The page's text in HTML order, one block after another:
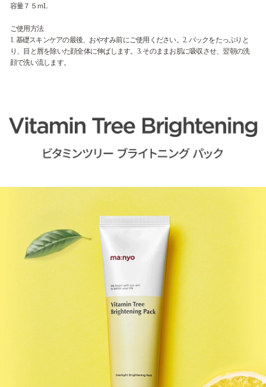
容量７５ｍL
ご使用方法
1. 基礎スキンケアの最後、おやすみ前にご使用ください。2. パックをたっぷりと
り、目と唇を除いた顔全体に伸ばします。3. そのままお肌に吸収させ、翌朝の洗
顔で洗い流します。